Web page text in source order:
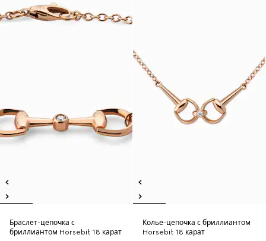
Браслет-цепочка с
бриллиантом Horsebit 18 карат
Колье-цепочка с бриллиантом
Horsebit 18 карат